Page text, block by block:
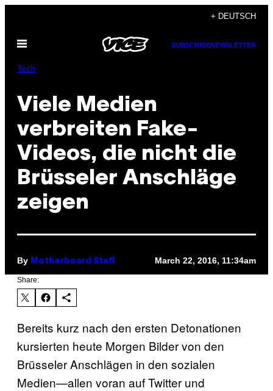
content
+ DEUTSCH
Open
SUBSCRIBENEWSLETTER
Tech
Viele Medien
verbreiten Fake-
Videos, die nicht die
Brüsseler Anschläge
zeigen
By Motherboard Staff March 22, 2016, 11:34am
Share:
Bereits kurz nach den ersten Detonationen
kursierten heute Morgen Bilder von den
Brüsseler Anschlägen in den sozialen
Medien—allen voran auf Twitter und